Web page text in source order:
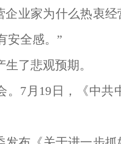
业家为什么热衷经
安全感。”
了悲观预期。
。7月19日，《中共